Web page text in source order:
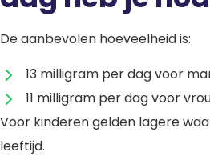
De aanbevolen hoeveelheid is:
13 milligram per dag voor
11 milligram per dag voor
Voor kinderen gelden lagere
leeftijd.